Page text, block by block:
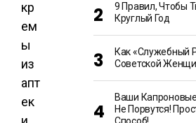
9 Правил, Чтобы
Круглый Год
Как «Служебный
Советской
Ваши
Не Порвутся!